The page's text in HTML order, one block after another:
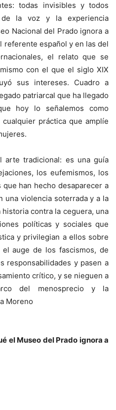
todas invisibles y todos
la voz y la experiencia
Nacional del Prado ignora a
referente español y en las del
el relato que se
con el que el siglo XIX
sus intereses. Cuadro a
patriarcal que ha llegado
hoy lo señalemos como
práctica que amplíe
arte tradicional: es una guía
los eufemismos, los
han hecho desaparecer a
una violencia soterrada y a la
contra la ceguera, una
políticas y sociales que
y privilegian a ellos sobre
auge de los fascismos, de
responsabilidades y pasen a
crítico, y se nieguen a
del menosprecio y la
Moreno
el Museo del Prado ignora a